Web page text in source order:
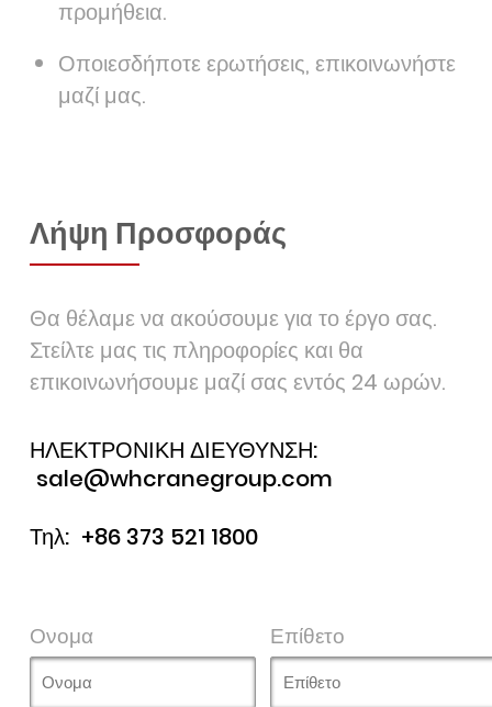
προμήθεια.
Οποιεσδήποτε ερωτήσεις, επικοινωνήστε
μαζί μας.
Λήψη Προσφοράς
Θα θέλαμε να ακούσουμε για το έργο σας.
Στείλτε μας τις πληροφορίες και θα
επικοινωνήσουμε μαζί σας εντός 24 ωρών.
ΗΛΕΚΤΡΟΝΙΚΗ ΔΙΕΥΘΥΝΣΗ:
sale@whcranegroup.com
Τηλ: +86 373 521 1800
Ονομα Επίθετο